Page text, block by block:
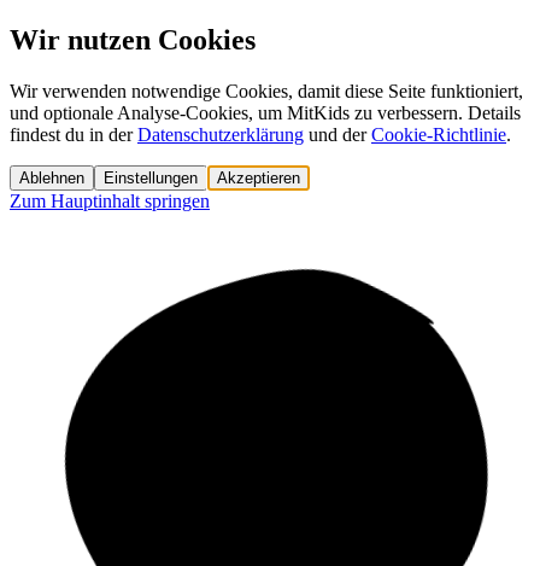
Wir nutzen Cookies
Wir verwenden notwendige Cookies, damit diese Seite funktioniert,
und optionale Analyse-Cookies, um MitKids zu verbessern. Details
findest du in der Datenschutzerklärung und der Cookie-Richtlinie.
Ablehnen Einstellungen Akzeptieren
Zum Hauptinhalt springen